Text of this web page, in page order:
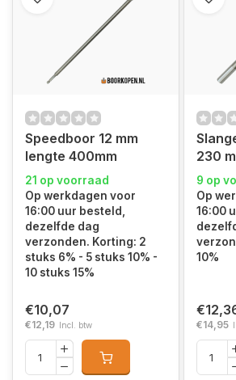
Speedboor 12 mm
lengte 400mm
21 op voorraad
Op werkdagen voor
16:00 uur besteld,
dezelfde dag
verzonden. Korting: 2
stuks 6% - 5 stuks 10% -
10 stuks 15%
€10,07
€12,19 Incl. btw
230
9 op
Op
16:00
10%
€14,95